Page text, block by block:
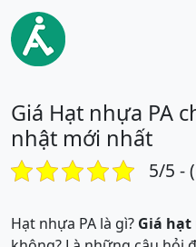
Giá Hạt nhựa PA
nhật mới nhất
5/5 -
Hạt nhựa PA là gì? Giá hạt